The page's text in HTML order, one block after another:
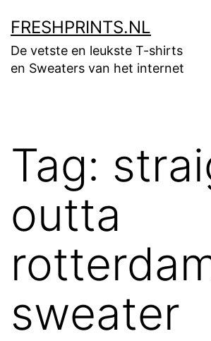
naar
de
FRESHPRINTS.NL
De vetste en leukste T-shirts
en Sweaters van het internet
Tag:
outta
sweater